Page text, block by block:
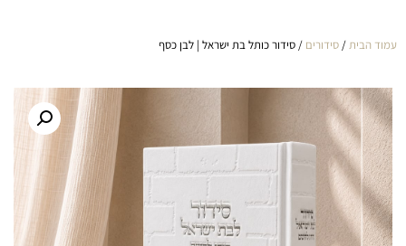
עמוד הבית/ סידורים / סידור כותל בת ישראל | לבן כסף